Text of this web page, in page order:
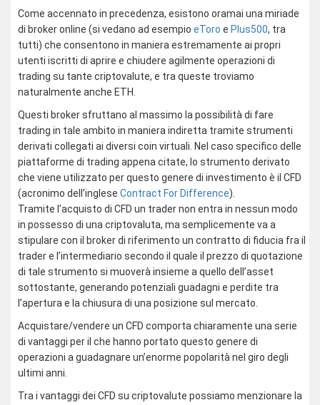
Come accennato in precedenza, esistono oramai una miriade
di broker online (si vedano ad esempio eToro e Plus500, tra
tutti) che consentono in maniera estremamente ai propri
utenti iscritti di aprire e chiudere agilmente operazioni di
trading su tante criptovalute, e tra queste troviamo
naturalmente anche ETH.
Questi broker sfruttano al massimo la possibilità di fare
trading in tale ambito in maniera indiretta tramite strumenti
derivati collegati ai diversi coin virtuali. Nel caso specifico delle
piattaforme di trading appena citate, lo strumento derivato
che viene utilizzato per questo genere di investimento è il CFD
(acronimo dell’inglese Contract For Difference).
Tramite l’acquisto di CFD un trader non entra in nessun modo
in possesso di una criptovaluta, ma semplicemente va a
stipulare con il broker di riferimento un contratto di fiducia fra il
trader e l’intermediario secondo il quale il prezzo di quotazione
di tale strumento si muoverà insieme a quello dell’asset
sottostante, generando potenziali guadagni e perdite tra
l’apertura e la chiusura di una posizione sul mercato.
Acquistare/vendere un CFD comporta chiaramente una serie
di vantaggi per il che hanno portato questo genere di
operazioni a guadagnare un’enorme popolarità nel giro degli
ultimi anni.
Tra i vantaggi dei CFD su criptovalute possiamo menzionare la